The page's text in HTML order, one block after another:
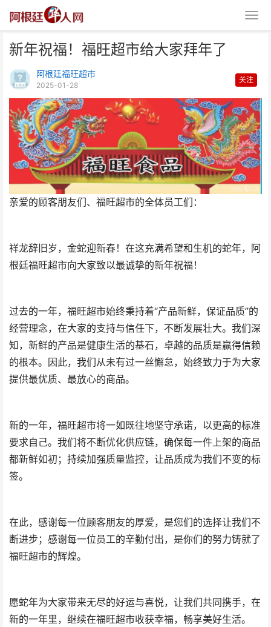
新年祝福！福旺超市给大家拜年了
阿根廷福旺超市
2025-01-28
关注
亲爱的顾客朋友们、福旺超市的全体员工们：
祥龙辞旧岁，金蛇迎新春！在这充满希望和生机的蛇年，阿
根廷福旺超市向大家致以最诚挚的新年祝福！
过去的一年，福旺超市始终秉持着“产品新鲜，保证品质”的
经营理念，在大家的支持与信任下，不断发展壮大。我们深
知，新鲜的产品是健康生活的基石，卓越的品质是赢得信赖
的根本。因此，我们从未有过一丝懈怠，始终致力于为大家
提供最优质、最放心的商品。
新的一年，福旺超市将一如既往地坚守承诺，以更高的标准
要求自己。我们将不断优化供应链，确保每一件上架的商品
都新鲜如初；持续加强质量监控，让品质成为我们不变的标
签。
在此，感谢每一位顾客朋友的厚爱，是您们的选择让我们不
断进步；感谢每一位员工的辛勤付出，是你们的努力铸就了
福旺超市的辉煌。
愿蛇年为大家带来无尽的好运与喜悦，让我们共同携手，在
新的一年里，继续在福旺超市收获幸福，畅享美好生活。
新年祝福！福旺超市给大家拜年了